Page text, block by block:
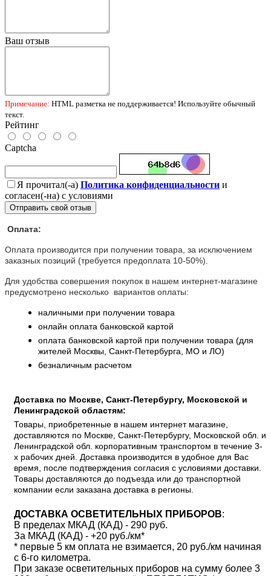
Ваш отзыв
Примечание: HTML разметка не поддерживается! Используйте обычный
текст.
Рейтинг
Captcha
Я прочитал(-а) Политика конфиденциальности и
согласен(-на) с условиями
Отправить свой отзыв
Оплата:
Оплата производится при получении товара, за исключением
заказных позиций (требуется предоплата 10-50%).
Для удобства совершения покупок в нашем интернет-магазине
предусмотрено несколько вариантов оплаты:
наличными при получении товара
онлайн оплата банковской картой
оплата банковской картой при получении товара (для
жителей Москвы, Санкт-Петербурга, МО и ЛО)
безналичным расчетом
Доставка по Москве, Санкт-Петербургу, Московской и
Ленинградской областям:
Товары, приобретенные в нашем интернет магазине,
доставляются по Москве, Санкт-Петербургу, Московской обл. и
Ленинградской обл. корпоративным транспортом в течение 3-
х рабочих дней. Доставка производится в удобное для Вас
время, после подтверждения согласия с условиями доставки.
Товары доставляются до подъезда или до транспортной
компании если заказана доставка в регионы.
ДОСТАВКА ОСВЕТИТЕЛЬНЫХ ПРИБОРОВ:
В пределах МКАД (КАД) - 290 руб.
За МКАД (КАД) - +20 руб./км*
* первые 5 км оплата не взимается, 20 руб./км начиная
с 6-го километра.
При заказе осветительных приборов на сумму более 3